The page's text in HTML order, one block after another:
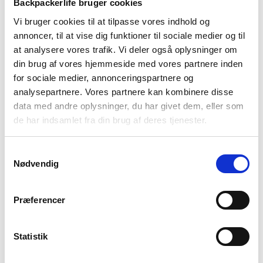
Backpackerlife bruger cookies
Vi bruger cookies til at tilpasse vores indhold og
annoncer, til at vise dig funktioner til sociale medier og til
at analysere vores trafik. Vi deler også oplysninger om
din brug af vores hjemmeside med vores partnere inden
for sociale medier, annonceringspartnere og
analysepartnere. Vores partnere kan kombinere disse
data med andre oplysninger, du har givet dem, eller som
de har indsamlet fra din brug af deres tjenester.
Nødvendig
Præferencer
Statistik
Bigfoot
-
Grå
BESKRIVELSE BRAND FAQ
Telos TR3 teltet fra Sea To Summit er et grønt 3 personers
fritstående telt. Selve opbygningen af teltet gør, at teltet
får formen opad, så der bliver mere brugbar plads til hovedet
og skulderne. Derudover bliver der også skabt højere døre, så